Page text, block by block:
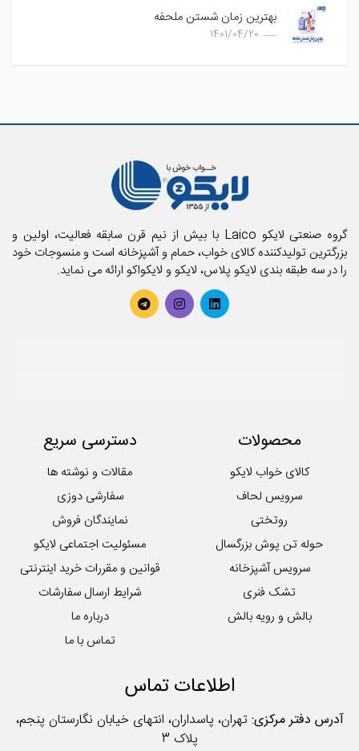
بهترین زمان شستن ملحفه
1401/04/20
گروه صنعتی لایکو Laico با بیش از نیم قرن سابقه فعالیت، اولین و
بزرگترین تولیدکننده کالای خواب، حمام و آشپزخانه است و منسوجات خود
را در سه طبقه بندی لایکو پلاس، لایکو و لایکواکو ارائه می نماید.
محصولات
کالای خواب لایکو
سرویس لحاف
روتختی
حوله تن پوش بزرگسال
سرویس آشپزخانه
تشک فنری
بالش و رویه بالش
دسترسی سریع
مقالات و نوشته ها
سفارشی دوزی
نمایندگان فروش
مسئولیت اجتماعی لایکو
قوانین و مقررات خرید اینترنتی
شرایط ارسال سفارشات
درباره ما
تماس با ما
اطلاعات تماس
آدرس دفتر مرکزی:تهران، پاسداران، انتهای خیابان نگارستان پنجم،
پلاک 3